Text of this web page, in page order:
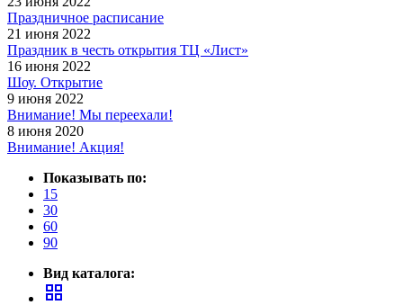
Праздничное расписание
21 июня 2022
Праздник в честь открытия ТЦ «Лист»
16 июня 2022
Шоу. Открытие
9 июня 2022
Внимание! Мы переехали!
8 июня 2020
Внимание! Акция!
Показывать по:
15
30
60
90
Вид каталога:
grid_view